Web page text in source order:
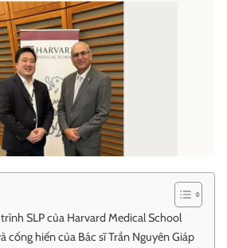
SLP của Harvard Medical School
cống hiến của Bác sĩ Trần Nguyên Giáp